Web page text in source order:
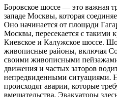
Боровское шоссе — это важная
западе Москвы, которая
Оно начинается от площади
Москвы, пересекается с такими
Киевское и Калужское шоссе.
живописные районы, включая
своими живописными
движения и частых заторов
непредвиденными ситуациями.
происходят аварии, которые
вмешательства. Эвакуаторы